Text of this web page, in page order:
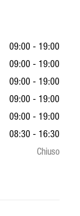
09:00 - 19:00
09:00 - 19:00
09:00 - 19:00
09:00 - 19:00
09:00 - 19:00
08:30 - 16:30
Chiuso